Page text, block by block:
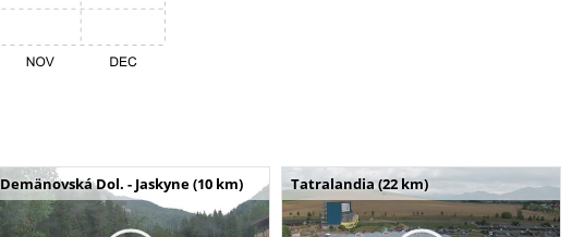
Demänovská Dol. - Jaskyne (10 km) Tatralandia (22 km)